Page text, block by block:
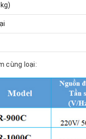
cùng loại: